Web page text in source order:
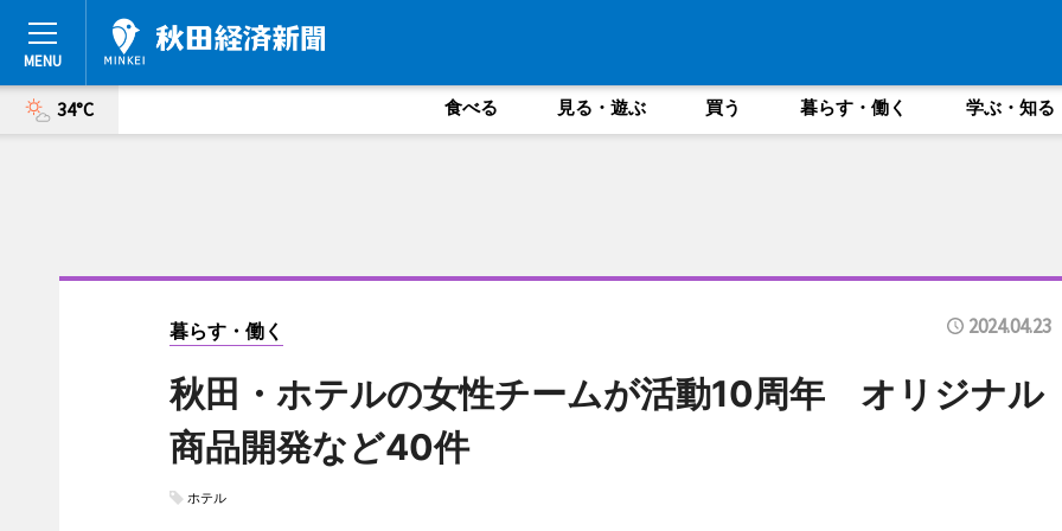
34°C 食べる 見る・遊ぶ 買う 暮らす・働く 学ぶ・知る
暮らす・働く 2024.04.23
秋田・ホテルの女性チームが活動10周年 オリジナル
商品開発など40件
ホテル